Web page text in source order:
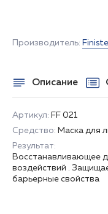
Производитель:
Описание
Артикул: FF 021
Средство: Маска для
Результат:
Восстанавливающее
воздействий .
барьерные свойства